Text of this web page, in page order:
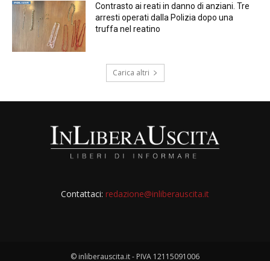
Contrasto ai reati in danno di anziani. Tre
arresti operati dalla Polizia dopo una
truffa nel reatino
Carica altri
Contattaci: redazione@inliberauscita.it
© inliberauscita.it - PIVA 12115091006